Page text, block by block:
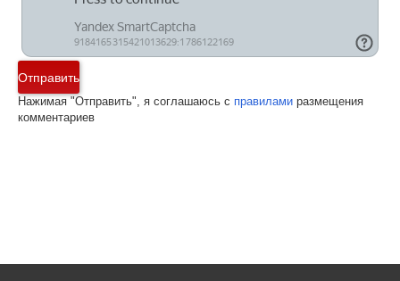
Отправить
Нажимая "Отправить", я соглашаюсь с правилами размещения
комментариев